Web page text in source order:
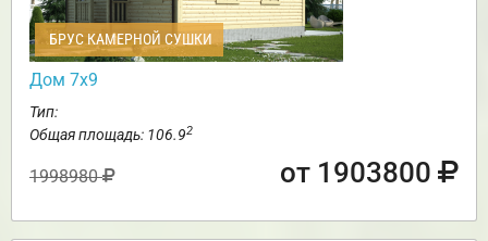
БРУС КАМЕРНОЙ СУШКИ
Дом 7х9
Тип:
Общая площадь: 106.92
1998980 от 1903800